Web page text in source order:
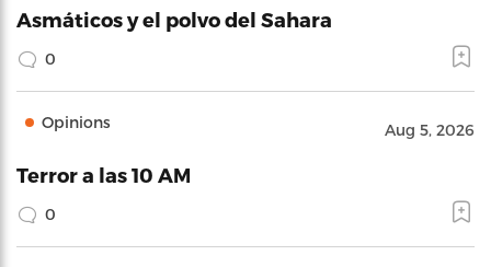
Asmáticos y el polvo del Sahara
0
Opinions Aug 5, 2026
Terror a las 10 AM
0